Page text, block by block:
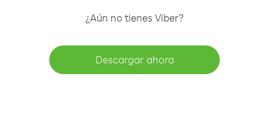
¿Aún no tienes Viber?
Descargar ahora